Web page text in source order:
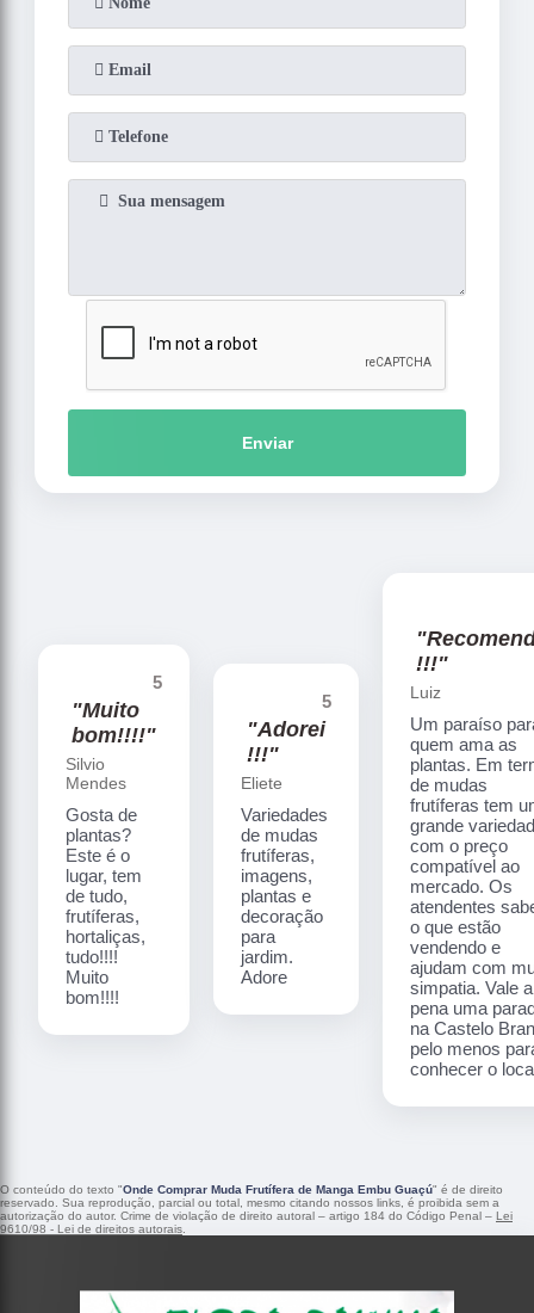
Enviar
5
"Muito
bom!!!!"
Silvio
Mendes
Gosta de
plantas?
Este é o
lugar, tem
de tudo,
frutíferas,
hortaliças,
tudo!!!!
Muito
bom!!!!
5
"Adorei
!!!"
Eliete
Variedades
de mudas
frutíferas,
imagens,
plantas e
decoração
para
jardim.
Adore
!!!"
Luiz
Um paraíso
quem ama as
plantas. Em
de mudas
frutíferas tem
grande
com o preço
compatível ao
mercado. Os
atendentes
o que estão
vendendo e
ajudam com
simpatia. Vale a
pena uma
na Castelo
pelo menos
conhecer o
O conteúdo do texto "Onde Comprar Muda Frutífera de Manga Embu Guaçú" é de direito
reservado. Sua reprodução, parcial ou total, mesmo citando nossos links, é proibida sem a
autorização do autor. Crime de violação de direito autoral – artigo 184 do Código Penal – Lei
9610/98 - Lei de direitos autorais